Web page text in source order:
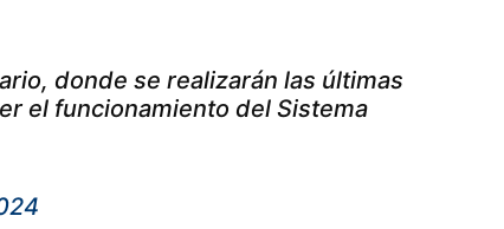
donde se realizarán las últimas
el funcionamiento del Sistema